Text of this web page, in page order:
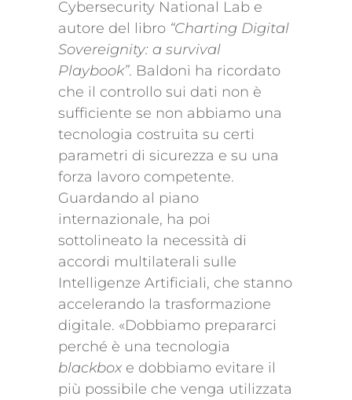
Cybersecurity National Lab e
autore del libro “Charting Digital
Sovereignity: a survival
Playbook”. Baldoni ha ricordato
che il controllo sui dati non è
sufficiente se non abbiamo una
tecnologia costruita su certi
parametri di sicurezza e su una
forza lavoro competente.
Guardando al piano
internazionale, ha poi
sottolineato la necessità di
accordi multilaterali sulle
Intelligenze Artificiali, che stanno
accelerando la trasformazione
digitale. «Dobbiamo prepararci
perché è una tecnologia
blackboxe dobbiamo evitare il
più possibile che venga utilizzata